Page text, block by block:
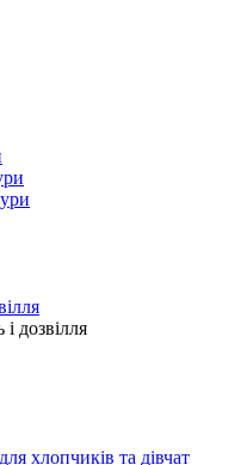
дозвілля
хлопчиків та дівчат